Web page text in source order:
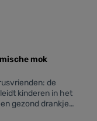
mok
de
kinderen in het
gezond drankje
tot 350 ml